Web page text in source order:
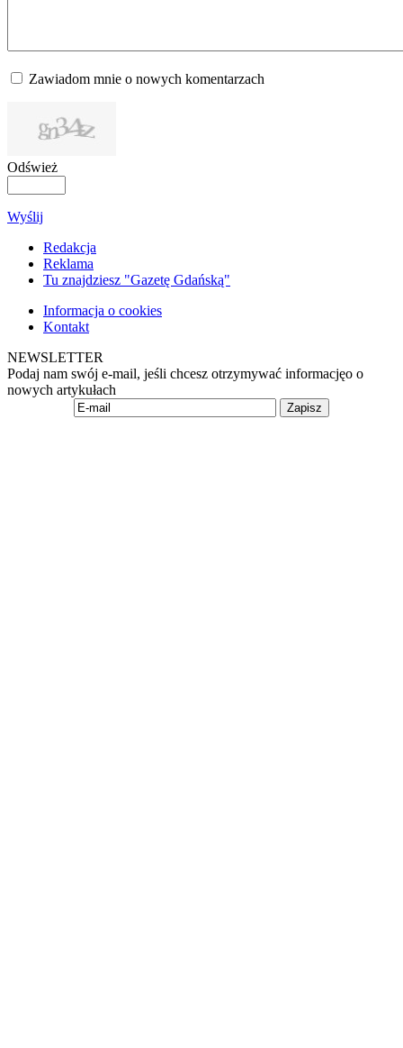
Zawiadom mnie o nowych komentarzach
Odśwież
Wyślij
Redakcja
Reklama
Tu znajdziesz "Gazetę Gdańską"
Informacja o cookies
Kontakt
NEWSLETTER
Podaj nam swój e-mail, jeśli chcesz otrzymywać informacjęo o
nowych artykułach
Zapisz